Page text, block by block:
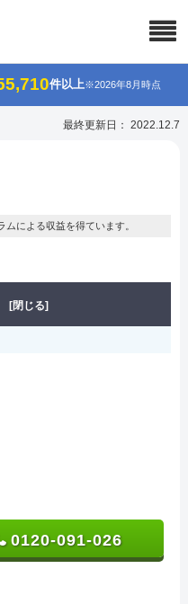
件以上※2026年8月時点
最終更新日： 2022.12.7
による収益を得ています。
[閉じる]
0120-091-026